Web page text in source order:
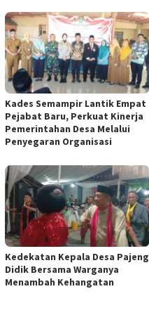
Kades Semampir Lantik Empat
Pejabat Baru, Perkuat Kinerja
Pemerintahan Desa Melalui
Penyegaran Organisasi
Kedekatan Kepala Desa Pajeng
Didik Bersama Warganya
Menambah Kehangatan